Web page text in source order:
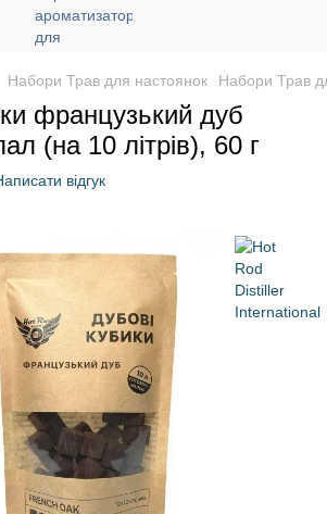
Набори Трав для настоянок Набори Трав
французький дуб
(на 10 літрів), 60 г
відгук